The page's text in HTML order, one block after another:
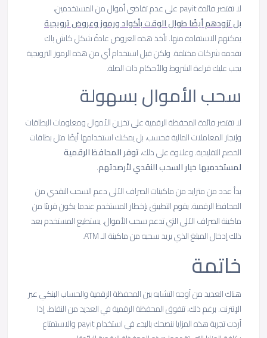
لا تقتصر فائدة payit على عدم تقاضي أموال من المستخدمين،
بل تزودهم أيضًا طوال الوقت بأكواد ورموز وعروض ترويجية
يمكنهم الاستفادة منها. تأخذ هذه العروض عادةً شكل كاش باك
تقدمه شركات مختلفة. ولكن قبل استخدام أي من هذه الرموز الترويجية
يجب عليك قراءة الشروط والأحكام ذات الصلة.
سحب الأموال بسهولة
لا تقتصر فائدة المحفظة الرقمية على تخزين الأموال ومعلومات البطاقات
وإنجاز المعاملات المالية فحسب، بل يمكنك استخدامها أيضًا مثل بطاقات
الخصم التقليدية. وعلاوة على ذلك،توفر المحافظ الرقمية
لمستخدميها خيار السحب النقدي لأرصدتهم.
بدأ عدد من متزايد من ماكينات الصراف الآلي دعم السحب النقدي من
المحافظ الرقمية. يقوم التطبيق بإخطار المستخدم عندما يكون قريبًا من
ماكينة الصراف الآلي التي تدعم سحب الأموال. يستطيع المستخدم بعد
ذلك إدخال المبلغ الذي يريد سحبه من ماكينة الـ ATM.
خاتمة
هناك العديد من أوجه التشابه بين المحفظة الرقمية والحساب البنكي عبر
الإنترنت. برغم ذلك، تتفوق المحفظة الرقمية في العديد من النقاط. إذا
أردت تجربة هذه المزايا ننصحك بالبدء في استخدام payit والاستمتاع